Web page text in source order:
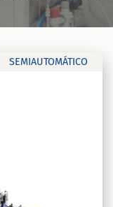
SEMIAUTOMÁTICO